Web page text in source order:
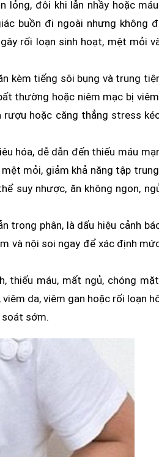
lỏng, đôi khi lẫn nhầy hoặc
buồn đi ngoài nhưng không
rối loạn sinh hoạt, mệt mỏi
kèm tiếng sôi bụng và trung
thường hoặc niêm mạc bị
hoặc căng thẳng stress
hóa, dễ dẫn đến thiếu máu
mỏi, giảm khả năng tập
suy nhược, ăn không ngon,
trong phân, là dấu hiệu cảnh
và nội soi ngay để xác định
thiếu máu, mất ngủ, chóng
da, viêm gan hoặc rối loạn
soát sớm.